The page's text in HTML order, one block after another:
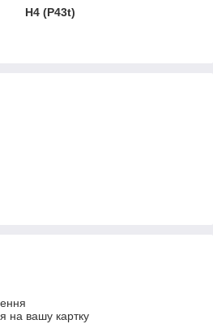
H4 (P43t)
на вашу картку